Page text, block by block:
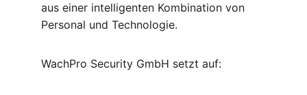
aus einer intelligenten Kombination von
Personal und Technologie.
WachPro Security GmbH setzt auf: